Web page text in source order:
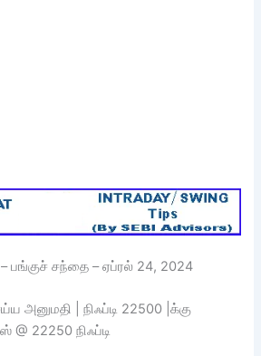
– பங்குச் சந்தை – ஏப்ரல் 24, 2024
அனுமதி | நிஃப்டி 22500 |க்கு
@ 22250 நிஃப்டி